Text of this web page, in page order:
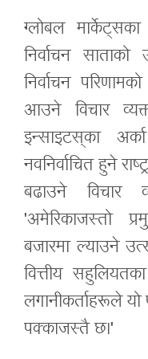
ग्लोबल
निर्वाचन
निर्वाचन
आउने विचार
इन्साइटस्‌का
नवनिर्वाचित हुने
बढाउने विचार
'अमेरिकाजस्तो
बजारमा ल्याउने
वित्तीय
लगानीकर्ताहरूले
पक्काजस्तै छ।'